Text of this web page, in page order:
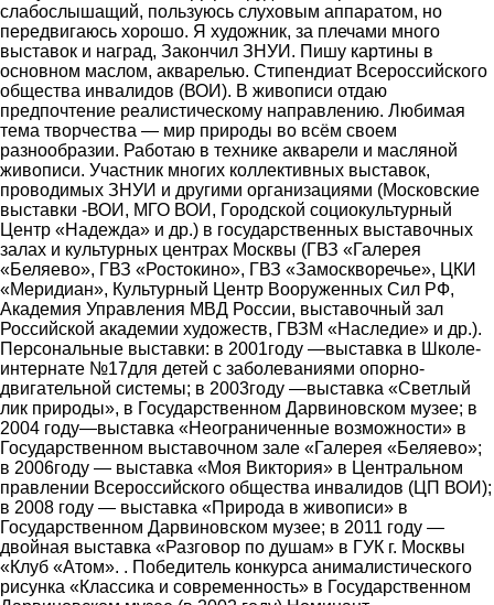
слабослышащий, пользуюсь слуховым аппаратом, но
передвигаюсь хорошо. Я художник, за плечами много
выставок и наград, Закончил ЗНУИ. Пишу картины в
основном маслом, акварелью. Стипендиат Всероссийского
общества инвалидов (ВОИ). В живописи отдаю
предпочтение реалистическому направлению. Любимая
тема творчества ― мир природы во всём своем
разнообразии. Работаю в технике акварели и масляной
живописи. Участник многих коллективных выставок,
проводимых ЗНУИ и другими организациями (Московские
выставки -ВОИ, МГО ВОИ, Городской социокультурный
Центр «Надежда» и др.) в государственных выставочных
залах и культурных центрах Москвы (ГВЗ «Галерея
«Беляево», ГВЗ «Ростокино», ГВЗ «Замоскворечье», ЦКИ
«Меридиан», Культурный Центр Вооруженных Сил РФ,
Академия Управления МВД России, выставочный зал
Российской академии художеств, ГВЗМ «Наследие» и др.).
Персональные выставки: в 2001году ―выставка в Школе-
интернате №17для детей с заболеваниями опорно-
двигательной системы; в 2003году ―выставка «Светлый
лик природы», в Государственном Дарвиновском музее; в
2004 году―выставка «Неограниченные возможности» в
Государственном выставочном зале «Галерея «Беляево»;
в 2006году ― выставка «Моя Виктория» в Центральном
правлении Всероссийского общества инвалидов (ЦП ВОИ);
в 2008 году ― выставка «Природа в живописи» в
Государственном Дарвиновском музее; в 2011 году ―
двойная выставка «Разговор по душам» в ГУК г. Москвы
«Клуб «Атом». . Победитель конкурса анималистического
рисунка «Классика и современность» в Государственном